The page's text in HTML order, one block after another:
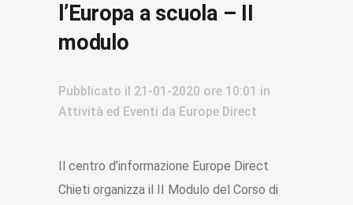
l’Europa a scuola – II
modulo
Pubblicato il 21-01-2020 ore 10:01 in
Attività ed Eventi da Europe Direct
Il centro d’informazione Europe Direct
Chieti organizza il II Modulo del Corso di